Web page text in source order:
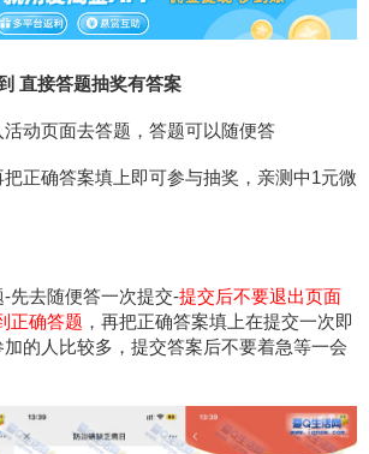
直接答题抽奖有答案
动页面去答题，答题可以随便答
正确答案填上即可参与抽奖，亲测中1元微
先去随便答一次提交-提交后不要退出页面
正确答题 ，再把正确答案填上在提交一次即
的人比较多，提交答案后不要着急等一会